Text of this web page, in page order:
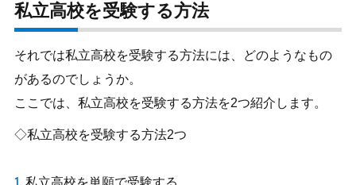
私立高校を受験する方法
それでは私立高校を受験する方法には、どのようなもの
があるのでしょうか。
ここでは、私立高校を受験する方法を2つ紹介します。
◇私立高校を受験する方法2つ